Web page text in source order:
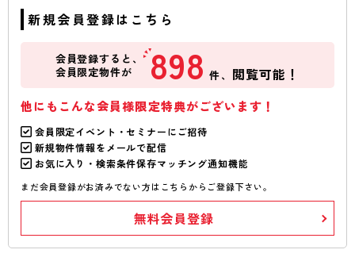
新規会員登録はこちら
会員登録すると、
会員限定物件が
898 件、 閲覧可能！
他にもこんな会員様限定特典がございます！
会員限定イベント・セミナーにご招待
新規物件情報をメールで配信
お気に入り・検索条件保存マッチング通知機能
まだ会員登録がお済みでない方はこちらからご登録下さい。
無料会員登録